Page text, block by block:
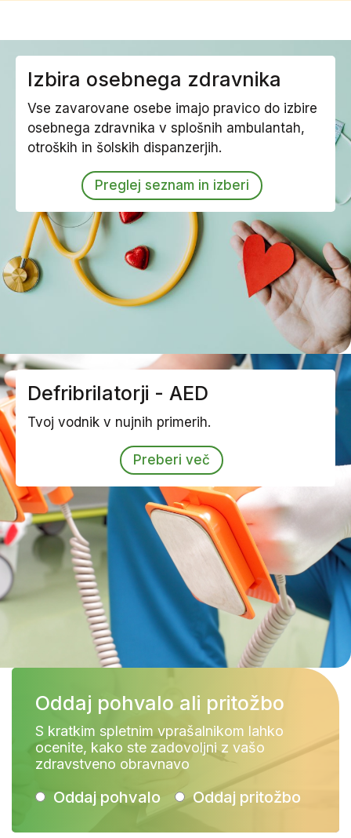
Izbira osebnega zdravnika
Vse zavarovane osebe imajo pravico do izbire
osebnega zdravnika v splošnih ambulantah,
otroških in šolskih dispanzerjih.
Preglej seznam in izberi
Defribrilatorji - AED
Tvoj vodnik v nujnih primerih.
Preberi več
Oddaj pohvalo ali pritožbo
S kratkim spletnim vprašalnikom lahko
ocenite, kako ste zadovoljni z vašo
zdravstveno obravnavo
Oddaj pohvalo Oddaj pritožbo